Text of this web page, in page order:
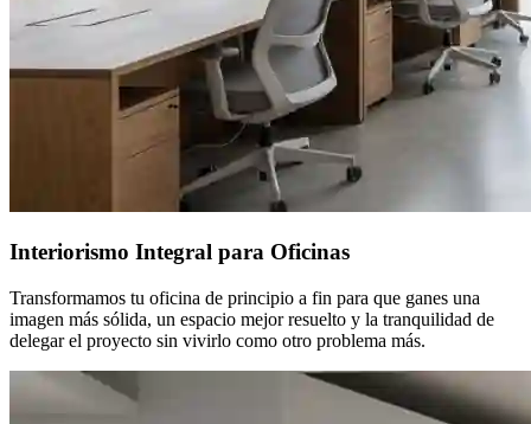
Interiorismo Integral para Oficinas
Transformamos tu oficina de principio a fin para que ganes una
imagen más sólida, un espacio mejor resuelto y la tranquilidad de
delegar el proyecto sin vivirlo como otro problema más.